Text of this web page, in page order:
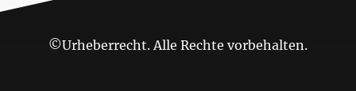
©Urheberrecht. Alle Rechte vorbehalten.